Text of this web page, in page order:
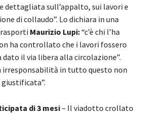
dettagliata sull’appalto, sui lavori e
di collaudo”. Lo dichiara in una
Maurizio Lupi:“c’è chi l’ha
ha controllato che i lavori fossero
dato il via libera alla circolazione”.
irresponsabilità in tutto questo non
di 3 mesi– Il viadotto crollato